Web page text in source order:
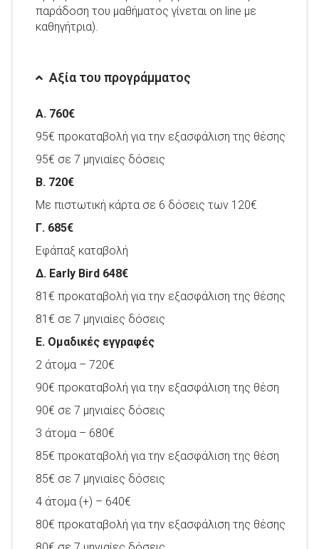
παράδοση του μαθήματος γίνεται on line με
καθηγήτρια).
Αξία του προγράμματος
Α. 760€
95€ προκαταβολή για την εξασφάλιση της θέσης
95€ σε 7 μηνιαίες δόσεις
Β. 720€
Με πιστωτική κάρτα σε 6 δόσεις των 120€
Γ. 685€
Εφάπαξ καταβολή
Δ. Early Bird 648€
81€ προκαταβολή για την εξασφάλιση της θέσης
81€ σε 7 μηνιαίες δόσεις
Ε. Ομαδικές εγγραφές
2 άτομα – 720€
90€ προκαταβολή για την εξασφάλιση της θέση
90€ σε 7 μηνιαίες δόσεις
3 άτομα – 680€
85€ προκαταβολή για την εξασφάλιση της θέση
85€ σε 7 μηνιαίες δόσεις
4 άτομα (+) – 640€
80€ προκαταβολή για την εξασφάλιση της θέσης